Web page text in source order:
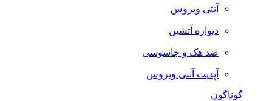
آنتی ویروس
دیواره آتشین
ضد هک و جاسوسی
آپدیت آنتی ویروس
گوناگون